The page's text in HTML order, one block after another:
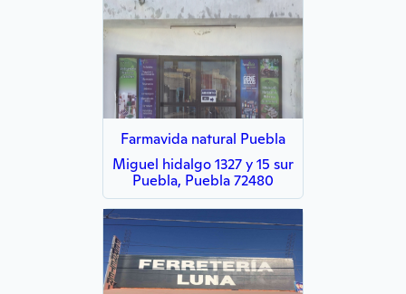
Farmavida natural Puebla
Miguel hidalgo 1327 y 15 sur
Puebla, Puebla 72480